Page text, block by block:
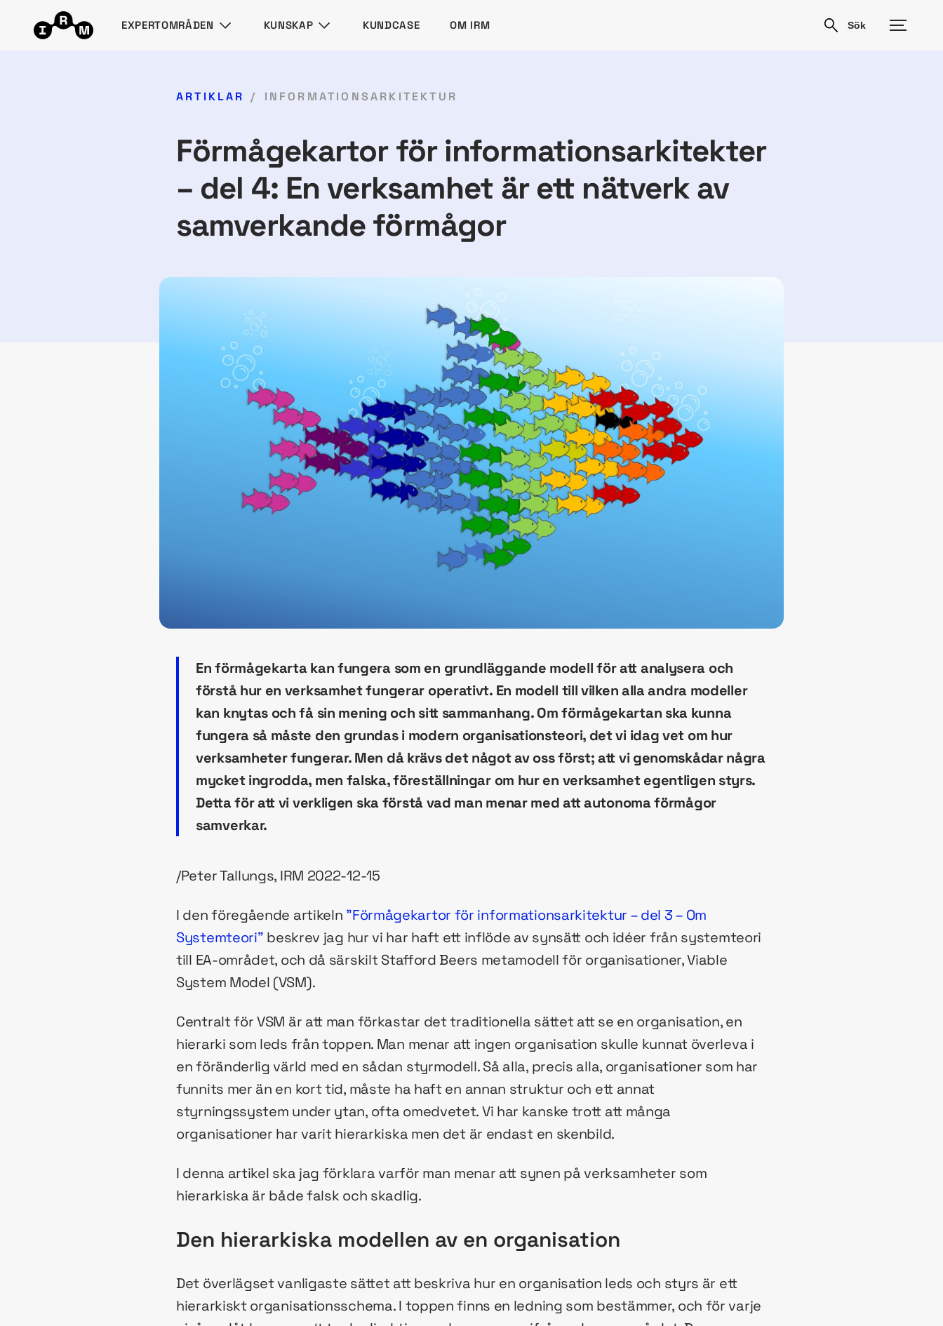
EXPERTOMRÅDEN KUNSKAP KUNDCASE OM IRM
ARTIKLAR INFORMATIONSARKITEKTUR
Förmågekartor för informationsarkitekter
– del 4: En verksamhet är ett nätverk av
samverkande förmågor
En förmågekarta kan fungera som en grundläggande modell för att analysera och
förstå hur en verksamhet fungerar operativt. En modell till vilken alla andra modeller
kan knytas och få sin mening och sitt sammanhang. Om förmågekartan ska kunna
fungera så måste den grundas i modern organisationsteori, det vi idag vet om hur
verksamheter fungerar. Men då krävs det något av oss först; att vi genomskådar några
mycket ingrodda, men falska, föreställningar om hur en verksamhet egentligen styrs.
Detta för att vi verkligen ska förstå vad man menar med att autonoma förmågor
samverkar.
/Peter Tallungs, IRM 2022-12-15
I den föregående artikeln ”Förmågekartor för informationsarkitektur – del 3 – Om
Systemteori” beskrev jag hur vi har haft ett inflöde av synsätt och idéer från systemteori
till EA-området, och då särskilt Stafford Beers metamodell för organisationer, Viable
System Model (VSM).
Centralt för VSM är att man förkastar det traditionella sättet att se en organisation, en
hierarki som leds från toppen. Man menar att ingen organisation skulle kunnat överleva i
en föränderlig värld med en sådan styrmodell. Så alla, precis alla, organisationer som har
funnits mer än en kort tid, måste ha haft en annan struktur och ett annat
styrningssystem under ytan, ofta omedvetet. Vi har kanske trott att många
organisationer har varit hierarkiska men det är endast en skenbild.
I denna artikel ska jag förklara varför man menar att synen på verksamheter som
hierarkiska är både falsk och skadlig.
Den hierarkiska modellen av en organisation
Det överlägset vanligaste sättet att beskriva hur en organisation leds och styrs är ett
hierarkiskt organisationsschema. I toppen finns en ledning som bestämmer, och för varje